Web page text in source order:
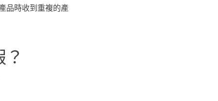
品時收到重複的產